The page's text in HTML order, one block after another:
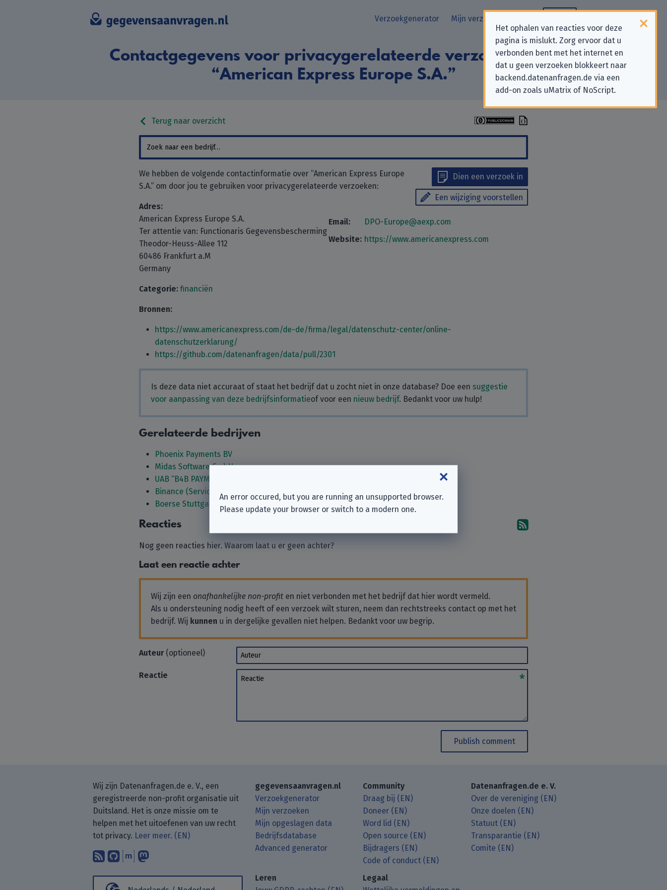
Het ophalen van reacties voor deze
pagina is mislukt. Zorg ervoor dat u
verbonden bent met het internet en
dat u geen verzoeken blokkeert naar
backend.datenanfragen.de via een
add-on zoals uMatrix of NoScript.
Verzoekgenerator Mijn verzoeken
Contactgegevens voor privacygerelateerde verzoeken aan
“American Express Europe S.A.”
Terug naar overzicht
Dien een verzoek in
Een wijziging voorstellen
We hebben de volgende contactinformatie over “American Express Europe
S.A.” om door jou te gebruiken voor privacygerelateerde verzoeken:
Adres:
American Express Europe S.A.
Ter attentie van: Functionaris Gegevensbescherming
Theodor-Heuss-Allee 112
60486 Frankfurt a.M
Germany
Email:
DPO-Europe@aexp.com
Website: https://www.americanexpress.com
Categorie: financiën
Bronnen:
https://www.americanexpress.com/de-de/firma/legal/datenschutz-center/online-
datenschutzerklarung/
https://github.com/datenanfragen/data/pull/2301
Is deze data niet accuraat of staat het bedrijf dat u zocht niet in onze database? Doe een suggestie
voor aanpassing van deze bedrijfsinformatieof voor een nieuw bedrijf. Bedankt voor uw hulp!
Gerelateerde bedrijven
Phoenix Payments BV
Midas Software GmbH
UAB “B4B PAYMENTS EUROPE”
Binance (Services Holdings) Limited
Boerse Stuttgart GmbH
Reacties Abonneer u op de
Nog geen reacties hier. Waarom laat u er geen achter?
Laat een reactie achter
Wij zijn een onafhankelijke non-profit en niet verbonden met het bedrijf dat hier wordt vermeld.
Als u ondersteuning nodig heeft of een verzoek wilt sturen, neem dan rechtstreeks contact op met het
bedrijf. Wij kunnen u in dergelijke gevallen niet helpen. Bedankt voor uw begrip.
Auteur(optioneel) Auteur
Reactie Reactie
Publish comment
Wij zijn Datenanfragen.de e. V., een
geregistreerde non-profit organisatie uit
Duitsland. Het is onze missie om te
helpen met het uitoefenen van uw recht
tot privacy. Leer meer. (EN)
Abonneer op onze blogposts met uw RSS-feedreader.
Vind ons op GitHub.
Praat met ons via Matrix.
Volg ons op Mastodon.
gegevensaanvragen.nl
Verzoekgenerator
Mijn verzoeken
Mijn opgeslagen data
Bedrijfsdatabase
Advanced generator
Community
Draag bij (EN)
Doneer (EN)
Word lid (EN)
Open source (EN)
Bijdragers (EN)
Code of conduct (EN)
Datenanfragen.de e. V.
Over de vereniging (EN)
Onze doelen (EN)
Statuut (EN)
Transparantie (EN)
Comite (EN)
Leren
Legaal
An error occured, but you are running an unsupported browser.
Please update your browser or switch to a modern one.